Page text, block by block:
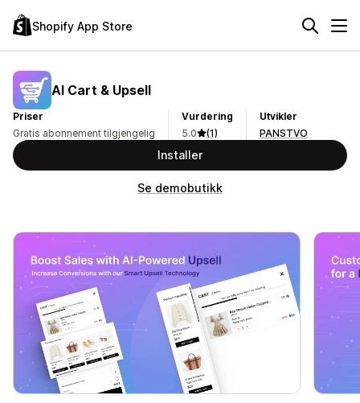
Shopify App Store
AI Cart & Upsell
Priser
Gratis abonnement tilgjengelig
Vurdering
5.0
(1)
Utvikler
PANSTVO
Installer
Se demobutikk